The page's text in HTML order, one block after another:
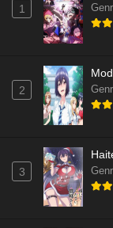
1
2
3